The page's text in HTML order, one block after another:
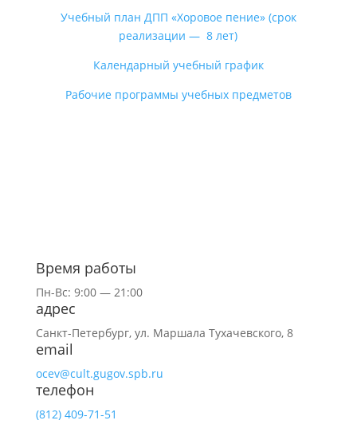
Учебный план ДПП «Хоровое пение» (срок
реализации — 8 лет)
Календарный учебный график
Рабочие программы учебных предметов
Время работы
Пн-Вс: 9:00 — 21:00
адрес
Санкт-Петербург, ул. Маршала Тухачевского, 8
email
ocev@cult.gugov.spb.ru
телефон
(812) 409-71-51